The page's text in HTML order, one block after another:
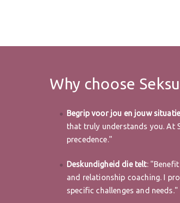
Why choose
Begrip voor jou en jouw
that truly understands you. At
precedence."
Deskundigheid die telt:
and relationship coaching. I
specific challenges and needs."